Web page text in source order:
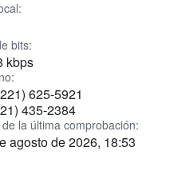
bits:
kbps
625-5921
435-2384
la última comprobación:
agosto de 2026, 18:53